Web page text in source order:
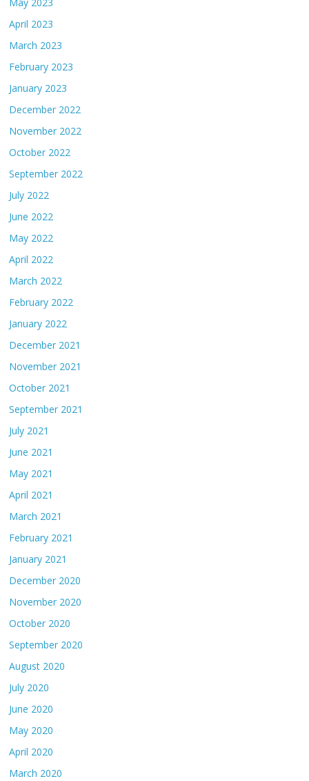
May 2023
April 2023
March 2023
February 2023
January 2023
December 2022
November 2022
October 2022
September 2022
July 2022
June 2022
May 2022
April 2022
March 2022
February 2022
January 2022
December 2021
November 2021
October 2021
September 2021
July 2021
June 2021
May 2021
April 2021
March 2021
February 2021
January 2021
December 2020
November 2020
October 2020
September 2020
August 2020
July 2020
June 2020
May 2020
April 2020
March 2020